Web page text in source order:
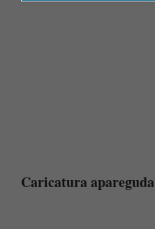
Caricatura